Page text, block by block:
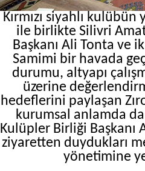
Kırmızı siyahlı
ile birlikte Silivri
Başkanı Ali Tonta ve
Samimi bir havada
durumu, altyapı
üzerine
hedeflerini paylaşan
kurumsal anlamda
Kulüpler Birliği Başkanı
ziyaretten duydukları
yönetimine